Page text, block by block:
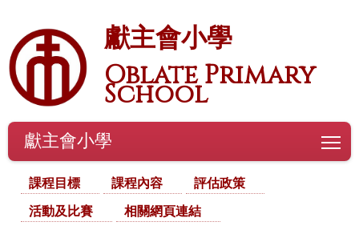
獻主會小學
Oblate Primary
School
獻主會小學
課程目標 課程內容
評估政策
活動及比賽
相關網頁連結